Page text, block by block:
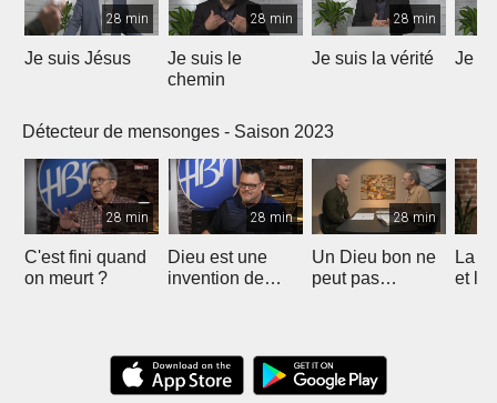
28 min
Je suis Jésus
28 min
Je suis le
chemin
28 min
Je suis la vérité Je
Détecteur de mensonges - Saison 2023
28 min
C'est fini quand
on meurt ?
28 min
Dieu est une
invention de
28 min
Un Dieu bon ne
peut pas
La
et la